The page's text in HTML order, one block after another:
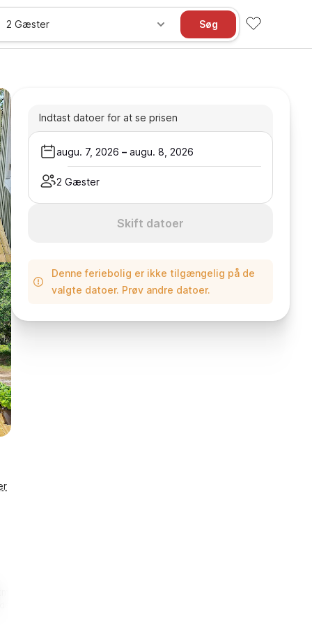
2 Gæster Søg
Indtast datoer for at se prisen
augu. 7, 2026 – augu. 8, 2026
2 Gæster
Skift datoer
Denne feriebolig er ikke tilgængelig på de
valgte datoer. Prøv andre datoer.